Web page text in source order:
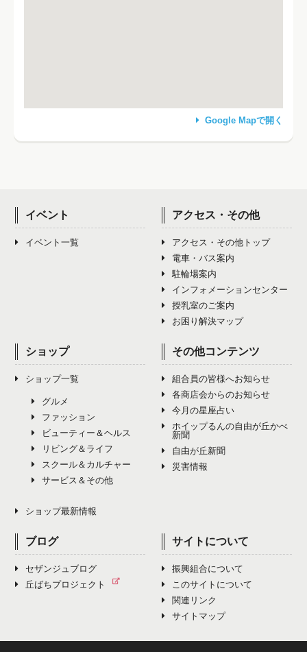
Google Mapで開く
イベント
イベント一覧
アクセス・その他
アクセス・その他トップ
電車・バス案内
駐輪場案内
インフォメーションセンター
授乳室のご案内
お困り解決マップ
ショップ
ショップ一覧
グルメ
ファッション
ビューティー＆ヘルス
リビング＆ライフ
スクール＆カルチャー
サービス＆その他
ショップ最新情報
その他コンテンツ
組合員の皆様へお知らせ
各商店会からのお知らせ
今月の星座占い
ホイップるんの自由が丘かべ
新聞
自由が丘新聞
災害情報
ブログ
セザンジュブログ
丘ばちプロジェクト
サイトについて
振興組合について
このサイトについて
関連リンク
サイトマップ